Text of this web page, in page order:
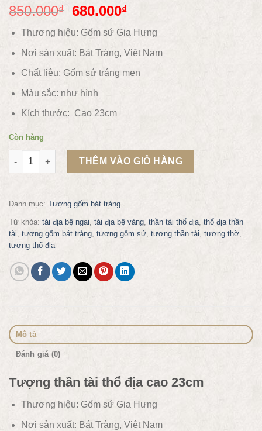
850.000₫ 680.000₫
Thương hiệu: Gốm sứ Gia Hưng
Nơi sản xuất: Bát Tràng, Việt Nam
Chất liệu: Gốm sứ tráng men
Màu sắc: như hình
Kích thước: Cao 23cm
Còn hàng
Tượng thần tài thổ địa cao 23cm số lượng
THÊM VÀO GIỎ HÀNG
Danh mục: Tượng gốm bát tràng
Từ khóa: tài địa bệ ngai tài địa bệ vàng thần tài thổ địa thổ địa thần
tài tượng gốm bát tràng tượng gốm sứ tượng thần tài tượng thờ
tượng thổ địa
Mô tả
Đánh giá (0)
Tượng thần tài thổ địa cao 23cm
Thương hiệu: Gốm sứ Gia Hưng
Nơi sản xuất: Bát Tràng, Việt Nam